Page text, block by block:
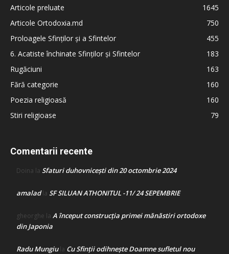
Articole preluate
1645
Articole Ortodoxia.md
750
Proloagele Sfinților și a Sfintelor
455
6. Acatiste închinate Sfinților și Sfintelor
183
Rugăciuni
163
Fără categorie
160
Poezia religioasă
160
Stiri religioase
79
Comentarii recente
Doina la Sfaturi duhovnicești din 20 octombrie 2024
amaladla SF SILUAN ATHONITUL -11/ 24 SEPEMBRIE
gheorghe la A început construcţia primei mănăstiri ortodoxe
din Japonia
Radu Mungiula Cu Sfinții odihnește Doamne sufletul nou